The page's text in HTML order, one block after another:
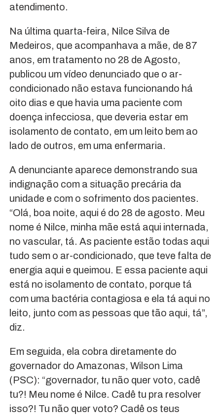
atendimento.
Na última quarta-feira, Nilce Silva de
Medeiros, que acompanhava a mãe, de 87
anos, em tratamento no 28 de Agosto,
publicou um vídeo denunciado que o ar-
condicionado não estava funcionando há
oito dias e que havia uma paciente com
doença infecciosa, que deveria estar em
isolamento de contato, em um leito bem ao
lado de outros, em uma enfermaria.
A denunciante aparece demonstrando sua
indignação com a situação precária da
unidade e com o sofrimento dos pacientes.
“Olá, boa noite, aqui é do 28 de agosto. Meu
nome é Nilce, minha mãe está aqui internada,
no vascular, tá. As paciente estão todas aqui
tudo sem o ar-condicionado, que teve falta de
energia aqui e queimou. E essa paciente aqui
está no isolamento de contato, porque tá
com uma bactéria contagiosa e ela tá aqui no
leito, junto com as pessoas que tão aqui, tá”,
diz.
Em seguida, ela cobra diretamente do
governador do Amazonas, Wilson Lima
(PSC): “governador, tu não quer voto, cadê
tu?! Meu nome é Nilce. Cadê tu pra resolver
isso?! Tu não quer voto? Cadê os teus